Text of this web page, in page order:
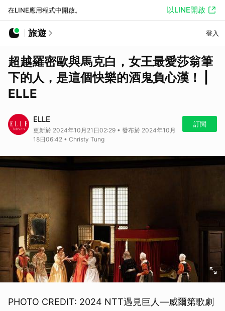
在LINE應用程式中開啟。 以LINE開啟
旅遊 登入
超越羅密歐與馬克白，女王最愛莎翁筆
下的人，是這個快樂的酒鬼負心漢！ |
ELLE
ELLE
更新於 2024年10月21日02:29 • 發布於 2024年10月
18日06:42 • Christy Tung
訂閱
PHOTO CREDIT: 2024 NTT遇見巨人—威爾第歌劇